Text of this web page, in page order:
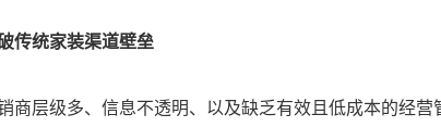
传统家装渠道壁垒
商层级多、信息不透明、以及缺乏有效且低成本的经